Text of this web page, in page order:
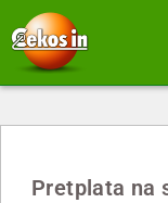
Pretplata na